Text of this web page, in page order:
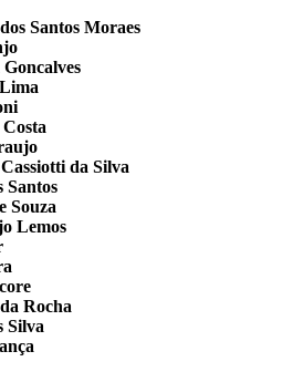
Santos Moraes
da Silva
Santos
Souza
Lemos
Rocha
Silva